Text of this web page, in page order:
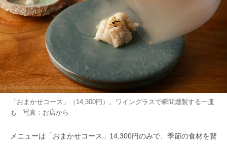
「おまかせコース」（14,300円）。ワイングラスで瞬間燻製する一皿
も 写真：お店から
メニューは「おまかせコース」14,300円のみで、季節の食材を贅